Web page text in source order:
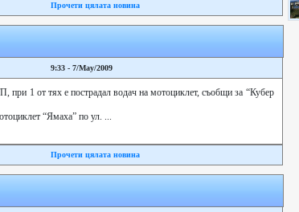
Прочети цялата новина
9:33 - 7/May/2009
при 1 от тях е пострадал водач на мотоциклет, съобщи за “Кубер
“Ямаха” по ул. ...
Прочети цялата новина